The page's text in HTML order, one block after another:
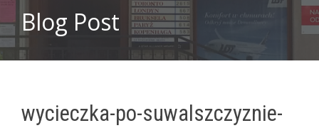
Blog Post
wycieczka-po-suwalszczyznie-